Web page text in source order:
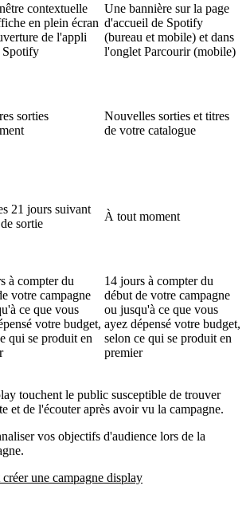
contextuelle
en plein écran
de l'appli
Spotify
Une bannière sur la page
d'accueil de Spotify
(bureau et mobile) et dans
l'onglet Parcourir (mobile)
sorties
Nouvelles sorties et titres
de votre catalogue
21 jours suivant
sortie
À tout moment
à compter du
votre campagne
ce que vous
votre budget,
qui se produit en
14 jours à compter du
début de votre campagne
ou jusqu'à ce que vous
ayez dépensé votre budget,
selon ce qui se produit en
premier
touchent le public susceptible de trouver
et de l'écouter après avoir vu la campagne.
vos objectifs d'audience lors de la
une campagne display